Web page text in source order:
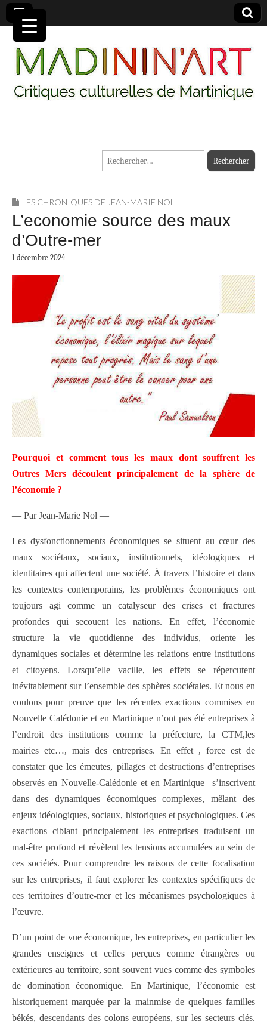
MADININ'ART
Rechercher :
LES CHRONIQUES DE JEAN-MARIE NOL
L’economie source des maux
d’Outre-mer
1 décembre 2024
Pourquoi et comment tous les maux dont souffrent les
Outres Mers découlent principalement de la sphère de
l’économie ?
— Par Jean-Marie Nol —
Les dysfonctionnements économiques se situent au cœur des
maux sociétaux, sociaux, institutionnels, idéologiques et
identitaires qui affectent une société. À travers l’histoire et dans
les contextes contemporains, les problèmes économiques ont
toujours agi comme un catalyseur des crises et fractures
profondes qui secouent les nations. En effet, l’économie
structure la vie quotidienne des individus, oriente les
dynamiques sociales et détermine les relations entre institutions
et citoyens. Lorsqu’elle vacille, les effets se répercutent
inévitablement sur l’ensemble des sphères sociétales. Et nous en
voulons pour preuve que les récentes exactions commises en
Nouvelle Calédonie et en Martinique n’ont pas été entreprises à
l’endroit des institutions comme la préfecture, la CTM,les
mairies etc…, mais des entreprises. En effet , force est de
constater que les émeutes, pillages et destructions d’entreprises
observés en Nouvelle-Calédonie et en Martinique s’inscrivent
dans des dynamiques économiques complexes, mêlant des
enjeux idéologiques, sociaux, historiques et psychologiques. Ces
exactions ciblant principalement les entreprises traduisent un
mal-être profond et révèlent les tensions accumulées au sein de
ces sociétés. Pour comprendre les raisons de cette focalisation
sur les entreprises, il faut explorer les contextes spécifiques de
ces territoires d’outre-mer et les mécanismes psychologiques à
l’œuvre.
D’un point de vue économique, les entreprises, en particulier les
grandes enseignes et celles perçues comme étrangères ou
extérieures au territoire, sont souvent vues comme des symboles
de domination économique. En Martinique, l’économie est
historiquement marquée par la mainmise de quelques familles
békés, descendants des colons européens, sur les secteurs clés.